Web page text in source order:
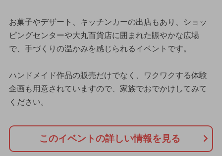
お菓子やデザート、キッチンカーの出店もあり、ショッ
ピングセンターや大丸百貨店に囲まれた賑やかな広場
で、手づくりの温かみを感じられるイベントです。
ハンドメイド作品の販売だけでなく、ワクワクする体験
企画も用意されていますので、家族でおでかけしてみて
ください。
このイベントの詳しい情報を見る